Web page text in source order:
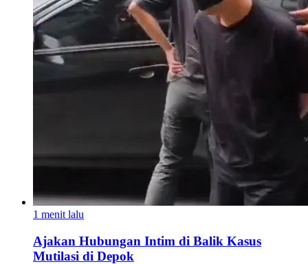
1 menit lalu
Ajakan Hubungan Intim di Balik Kasus
Mutilasi di Depok